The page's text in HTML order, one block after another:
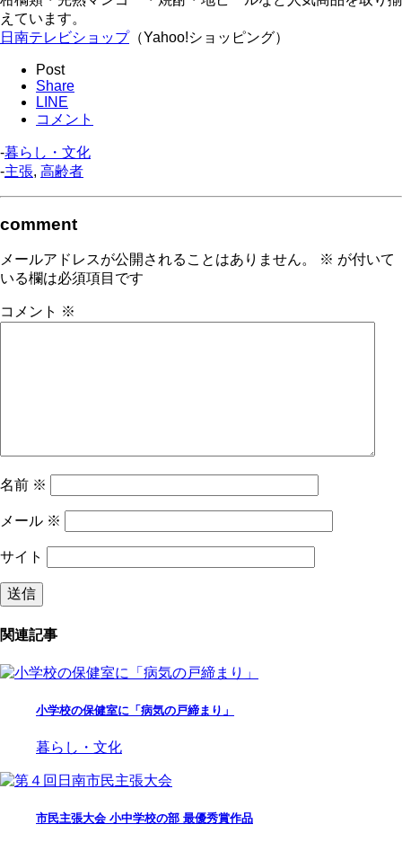
えています。
日南テレビショップ（Yahoo!ショッピング）
Post
Share
LINE
コメント
-暮らし・文化
-主張, 高齢者
comment
メールアドレスが公開されることはありません。 ※ が付いて
いる欄は必須項目です
コメント ※
名前 ※
メール ※
サイト
関連記事
小学校の保健室に「病気の戸締まり」
暮らし・文化
市民主張大会 小中学校の部 最優秀賞作品